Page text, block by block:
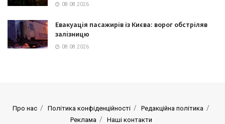
08.08.2026
Евакуація пасажирів із Києва: ворог обстріляв
залізницю
08.08.2026
Про нас Політика конфіденційності
Редакційна політика
Реклама
Наші контакти